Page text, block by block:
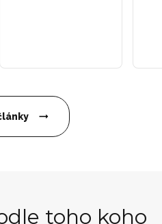
toho koho